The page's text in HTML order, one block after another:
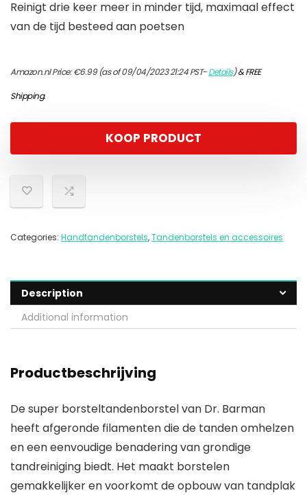
Reinigt drie keer meer in minder tijd, maximaal effect
van de tijd besteed aan poetsen
Amazon.nl Price:€6.99(as of 09/04/2023 21:24 PST-Details)&FREE
Shipping.
KOOP PRODUCT
Categories: Handtandenborstels,Tandenborstels en accessoires
Description
Additional information
Productbeschrijving
De super borsteltandenborstel van Dr. Barman
heeft afgeronde filamenten die de tanden omhelzen
en een eenvoudige benadering van grondige
tandreiniging biedt. Het maakt borstelen
gemakkelijker en voorkomt de opbouw van tandplak